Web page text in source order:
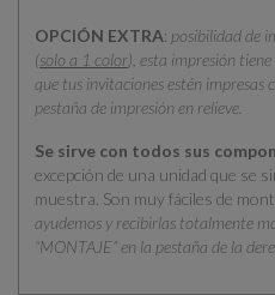
OPCIÓN EXTRA: posibilidad de
(solo a 1 color), esta impresión
que tus invitaciones estén impresas
pestaña de impresión en relieve.
Se sirve con todos sus
excepción de una unidad que se
muestra. Son muy fáciles de
ayudemos y recibirlas totalmente
“MONTAJE” en la pestaña de la